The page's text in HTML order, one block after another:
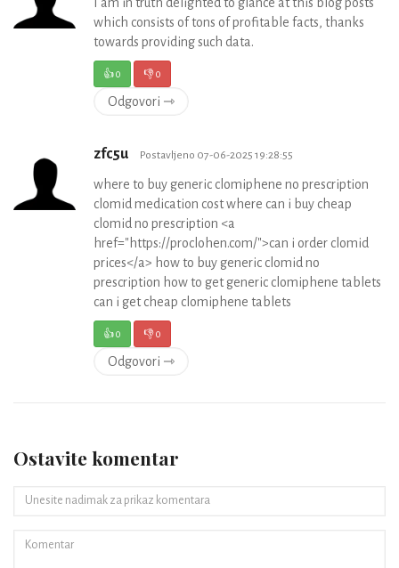
which consists of tons of profitable facts, thanks
towards providing such data.
👍0 👎0
Odgovori ⇾
zfc5u Postavljeno 07-06-2025 19:28:55
where to buy generic clomiphene no prescription
clomid medication cost where can i buy cheap
clomid no prescription <a
href="https://proclohen.com/">can i order clomid
prices</a> how to buy generic clomid no
prescription how to get generic clomiphene tablets
can i get cheap clomiphene tablets
👍0 👎0
Odgovori ⇾
Ostavite komentar